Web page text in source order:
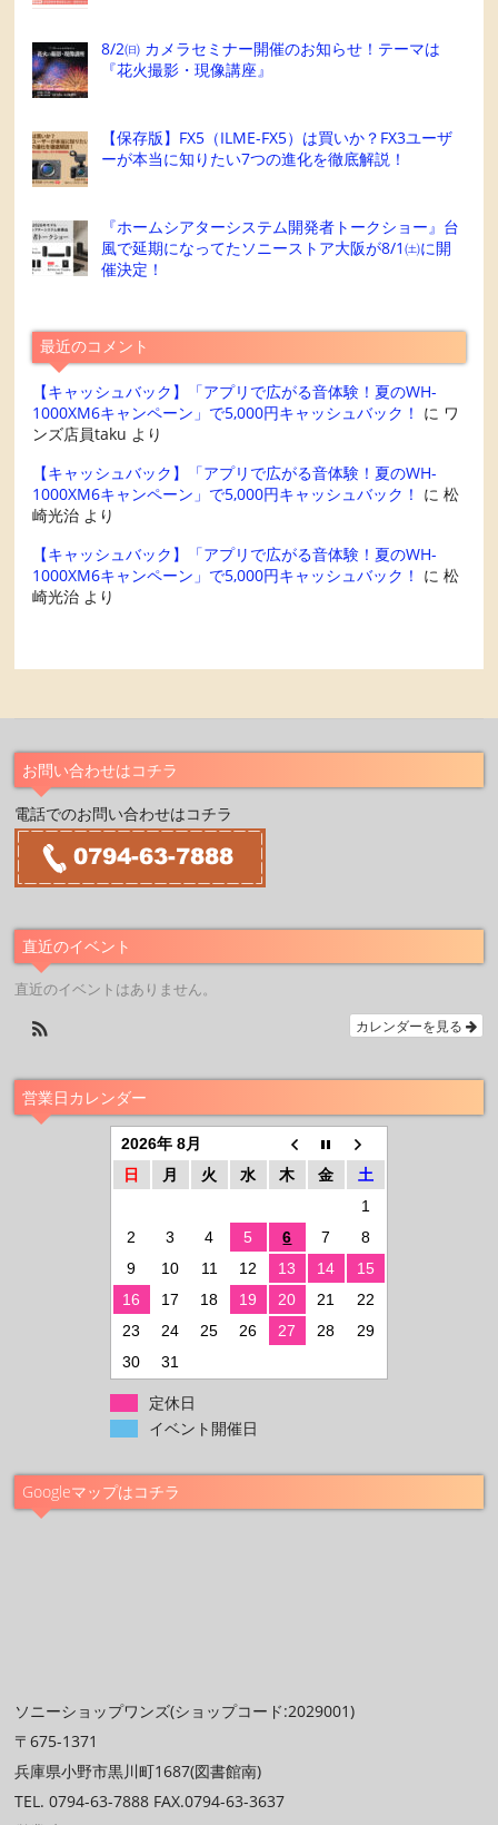
8/2㈰ カメラセミナー開催のお知らせ！テーマは
『花火撮影・現像講座』
【保存版】FX5（ILME-FX5）は買いか？FX3ユーザ
ーが本当に知りたい7つの進化を徹底解説！
『ホームシアターシステム開発者トークショー』台
風で延期になってたソニーストア大阪が8/1㈯に開
催決定！
最近のコメント
【キャッシュバック】「アプリで広がる音体験！夏のWH-
1000XM6キャンペーン」で5,000円キャッシュバック！ に ワ
ンズ店員taku より
【キャッシュバック】「アプリで広がる音体験！夏のWH-
1000XM6キャンペーン」で5,000円キャッシュバック！ に松
崎光治 より
【キャッシュバック】「アプリで広がる音体験！夏のWH-
1000XM6キャンペーン」で5,000円キャッシュバック！ に松
崎光治 より
お問い合わせはコチラ
電話でのお問い合わせはコチラ
直近のイベント
直近のイベントはありません。
カレンダーを見る
営業日カレンダー
2026年 8月
日
月 火 水 木 金
土
1
2
3 4 5 6 7
8
9
10 11 12 13 14
15
16
17 18 19 20 21
22
23
24 25 26 27 28
29
30
31
定休日
イベント開催日
Googleマップはコチラ
ソニーショップワンズ(ショップコード:2029001)
〒675-1371
兵庫県小野市黒川町1687(図書館南)
TEL. 0794-63-7888 FAX.0794-63-3637